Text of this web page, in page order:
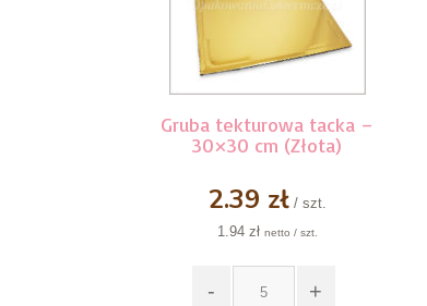
Gruba tekturowa tacka –
30×30 cm (Złota)
2.39 zł/ szt.
1.94 zł netto / szt.